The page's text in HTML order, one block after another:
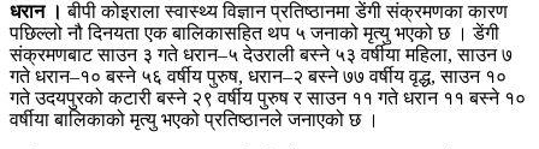
धरान । बीपी कोइराला स्वास्थ्य विज्ञान प्रतिष्ठानमा डेंगी संक्रमणका कारण
पछिल्लो नौ दिनयता एक बालिकासहित थप ५ जनाको मृत्यु भएको छ । डेंगी
संक्रमणबाट साउन ३ गते धरान–५ देउराली बस्ने ५३ वर्षीया महिला, साउन ७
गते धरान–१० बस्ने ५६ वर्षीय पुरुष, धरान–२ बस्ने ७७ वर्षीय वृद्ध, साउन १०
गते उदयपुरको कटारी बस्ने २९ वर्षीय पुरुष र साउन ११ गते धरान ११ बस्ने १०
वर्षीया बालिकाको मृत्यु भएको प्रतिष्ठानले जनाएको छ ।